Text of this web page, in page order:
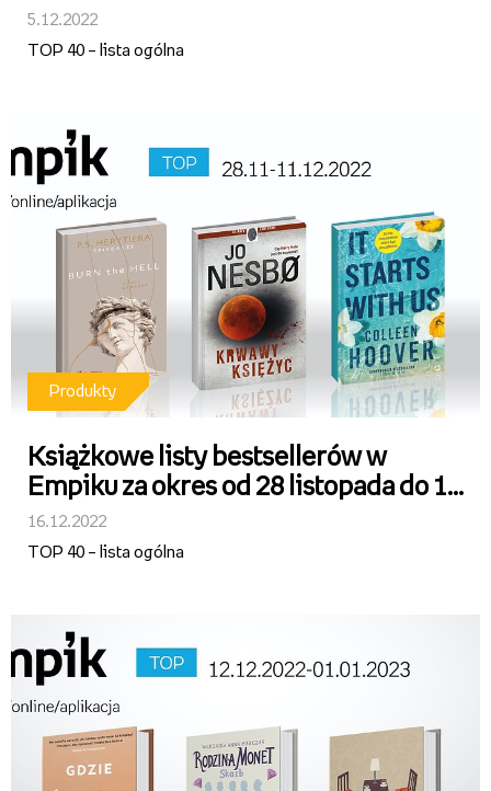
2022 r.
5.12.2022
TOP 40 – lista ogólna
Produkty
Książkowe listy bestsellerów w
Empiku za okres od 28 listopada do 11
grudnia 2022 r.
16.12.2022
TOP 40 – lista ogólna